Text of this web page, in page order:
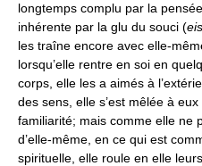
longtemps complu par la
inhérente par la glu du souci (
les traîne encore avec elle-
lorsqu’elle rentre en soi en
corps, elle les a aimés à
des sens, elle s’est mêlée à
familiarité; mais comme elle ne
d’elle-même, en ce qui est
spirituelle, elle roule en elle